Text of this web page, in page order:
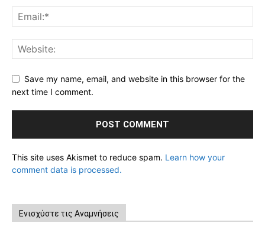
Save my name, email, and website in this browser for the
next time I comment.
This site uses Akismet to reduce spam. Learn how your
comment data is processed.
Ενισχύστε τις Αναμνήσεις